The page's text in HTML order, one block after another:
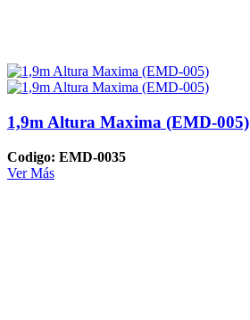
1,9m Altura Maxima (EMD-005)
Codigo: EMD-0035
Ver Más